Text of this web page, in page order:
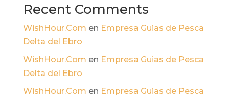
Recent Comments
WishHour.Com en Empresa Guias de Pesca
Delta del Ebro
WishHour.Com en Empresa Guias de Pesca
Delta del Ebro
WishHour.Com en Empresa Guias de Pesca